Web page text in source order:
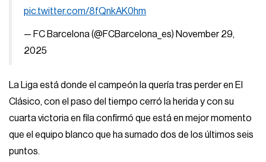
pic.twitter.com/8fQnkAK0hm
— FC Barcelona (@FCBarcelona_es) November 29,
2025
La Liga está donde el campeón la quería tras perder en El
Clásico, con el paso del tiempo cerró la herida y con su
cuarta victoria en fila confirmó que está en mejor momento
que el equipo blanco que ha sumado dos de los últimos seis
puntos.